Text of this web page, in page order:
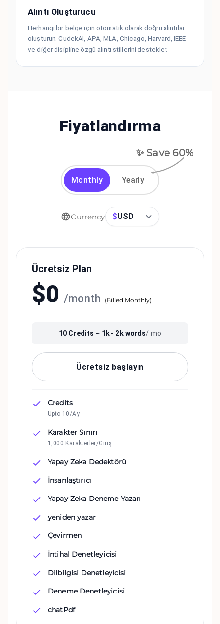
Alıntı Oluşturucu
Herhangi bir belge için otomatik olarak doğru alıntılar
oluşturun. CudekAI, APA, MLA, Chicago, Harvard, IEEE
ve diğer disipline özgü alıntı stillerini destekler.
Fiyatlandırma
✨ Save 60%
Monthly Yearly
Currency $USD
Ücretsiz Plan
$0 /month (Billed Monthly)
10 Credits ~ 1k - 2kwords/ mo
Ücretsiz başlayın
Credits
Upto 10/Ay
Karakter Sınırı
1,000 Karakterler/Giriş
Yapay Zeka Dedektörü
İnsanlaştırıcı
Yapay Zeka Deneme Yazarı
yeniden yazar
Çevirmen
İntihal Denetleyicisi
Dilbilgisi Denetleyicisi
Deneme Denetleyicisi
chatPdf